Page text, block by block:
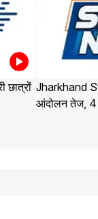
छात्रों Jharkhand
आंदोलन तेज, 4